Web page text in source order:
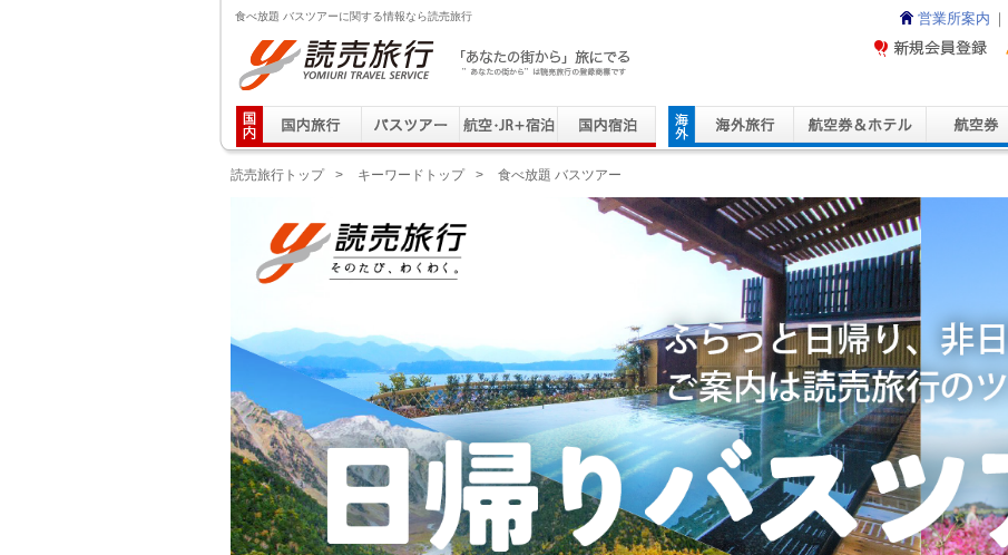
食べ放題 バスツアーに関する情報なら読売旅行
読売旅行 「あなたの街から」旅にでる｜Yomiuri Travel Service
営業所案内
読売旅行トップ > キーワードトップ > 食べ放題 バスツアー